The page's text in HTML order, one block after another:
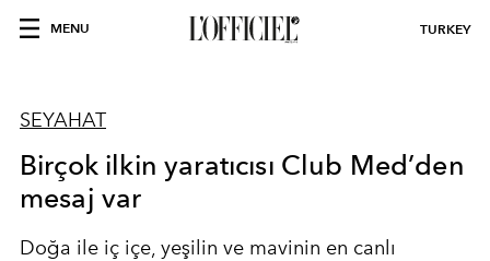
MENU TURKEY
SEYAHAT
Birçok ilkin yaratıcısı Club Med’den
mesaj var
Doğa ile iç içe, yeşilin ve mavinin en canlı